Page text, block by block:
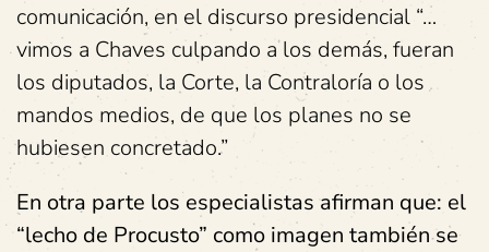
comunicación, en el discurso presidencial “…
vimos a Chaves culpando a los demás, fueran
los diputados, la Corte, la Contraloría o los
mandos medios, de que los planes no se
hubiesen concretado.”
En otra parte los especialistas afirman que: el
“lecho de Procusto” como imagen también se